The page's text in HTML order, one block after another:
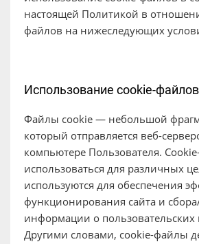
настоящей Политикой в
файлов на нижеследующих
Использование cookie-файлов
Файлы cookie — небольшой
который отправляется веб-
компьютере Пользователя.
использоваться для различных
используются для обеспечения
функционирования сайта и
информации о пользовательских
Другими словами, cookie-файлы